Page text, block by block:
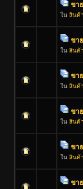
ขา
ใน สินค้
ขา
ใน สินค้
ขา
ใน สินค้
ขา
ใน สินค้
ขา
ใน สินค้
ขา